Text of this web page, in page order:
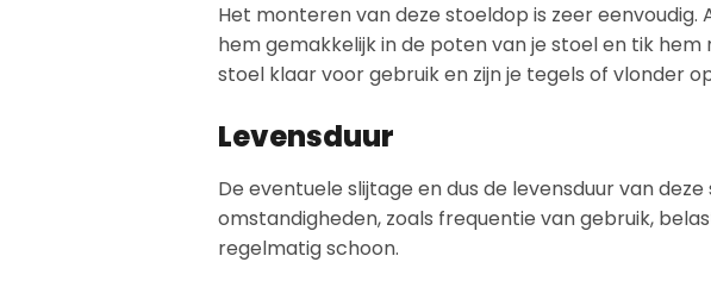
Het monteren van deze stoeldop is zeer
hem gemakkelijk in de poten van je stoel en tik
stoel klaar voor gebruik en zijn je tegels of vlonder
Levensduur
De eventuele slijtage en dus de levensduur van
omstandigheden, zoals frequentie van gebruik,
regelmatig schoon.